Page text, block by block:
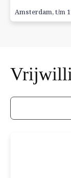
Amsterdam, t/m